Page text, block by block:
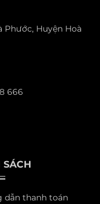
Phước, Huyện Hoà
666
SÁCH
dẫn thanh toán